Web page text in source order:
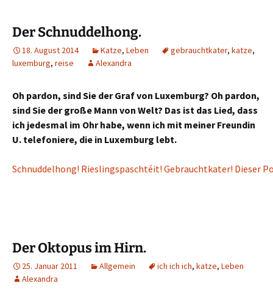
Der Schnuddelhong.
18. August 2014 Katze, Leben gebrauchtkater, katze,
luxemburg, reise Alexandra
Oh pardon, sind Sie der Graf von Luxemburg? Oh pardon,
sind Sie der große Mann von Welt? Das ist das Lied, dass
ich jedesmal im Ohr habe, wenn ich mit meiner Freundin
U. telefoniere, die in Luxemburg lebt.
Schnuddelhong! Rieslingspaschtéit! Gebrauchtkater! Dieser
Der Oktopus im Hirn.
25. Januar 2011 Allgemein ich ich ich, katze, Leben
Alexandra